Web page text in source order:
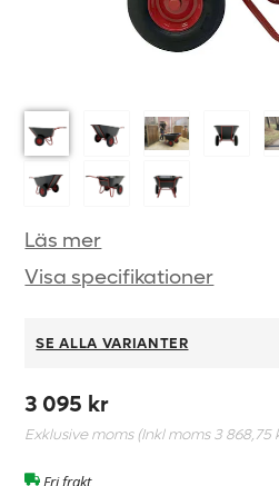
Läs mer
Visa specifikationer
SE ALLA VARIANTER
3 095 kr
Exklusive moms (Inkl moms3 868,75
Fri frakt